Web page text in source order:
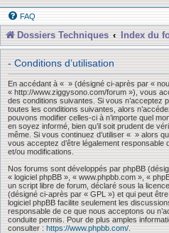
FAQ
Dossiers Techniques Index du
- Conditions d’utilisation
En accédant à « » (désigné ci-après par «
« http://www.ziggysono.com/forum »), vous
des conditions suivantes. Si vous n’acceptez
toutes les conditions suivantes, alors
pouvons modifier celles-ci à n’importe quel
en soyez informé, bien qu’il soit prudent de
même. Si vous continuez d’utiliser « » alors
vous acceptez d’être légalement
et/ou modifications.
Nos forums sont développés par phpBB
« logiciel phpBB », « www.phpbb.com », «
un script libre de forum, déclaré sous la
(désigné ci-après par « GPL ») et qui peut
logiciel phpBB facilite seulement les
responsable de ce que nous acceptons ou
conduite permis. Pour de plus amples
consulter : https://www.phpbb.com/